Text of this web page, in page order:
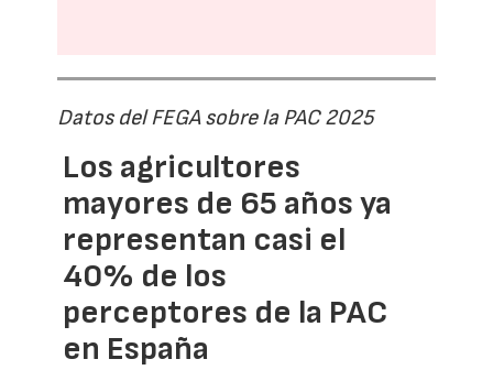
Datos del FEGA sobre la PAC 2025
Los agricultores
mayores de 65 años ya
representan casi el
40% de los
perceptores de la PAC
en España